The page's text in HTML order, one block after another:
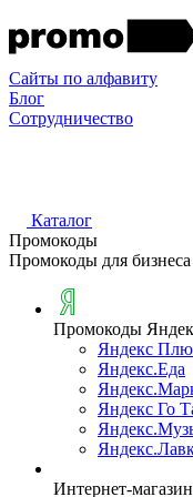
Сайты по алфавиту
Блог
Сотрудничество
Каталог
Промокоды
Промокоды для бизнеса
Промокоды
Яндекс
Яндекс.Еда
Яндекс Го
Интернет-